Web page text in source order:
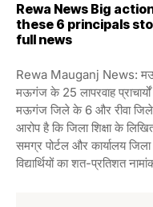
Rewa News Big
these 6 principals
full news
Rewa Mauganj News:
मऊगंज के 25 लापरवाह
मऊगंज जिले के 6 और रीवा जिले
आरोप है कि जिला शिक्षा के
समग्र पोर्टल और कार्यालय
विद्यार्थियों का शत-प्रतिशत